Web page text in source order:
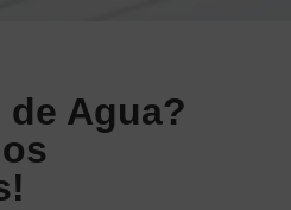
Agua?